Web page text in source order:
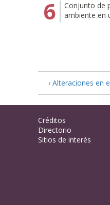
Conjunto de
ambiente en
‹ Alteraciones en
Créditos
Directorio
Sitios de interés